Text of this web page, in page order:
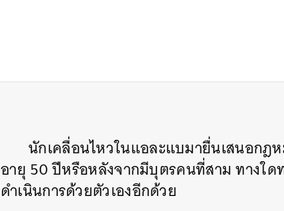
นักเคลื่อนไหวในแอละแบมายื่นเสนอกฎ
อายุ 50ปีหรือหลังจากมีบุตรคนที่สามทางใ
ดำเนินการด้วยตัวเองอีกด้วย